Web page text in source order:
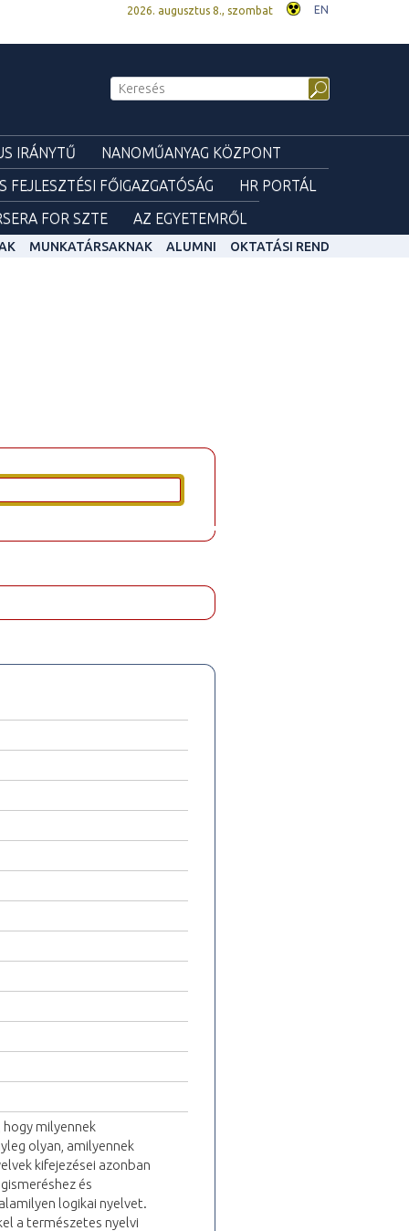
2026. augusztus 8., szombat EN
IRÁNYTŰ
NANOMŰANYAG KÖZPONT
FEJLESZTÉSI FŐIGAZGATÓSÁG
HR PORTÁL
FOR SZTE AZ EGYETEMRŐL
MUNKATÁRSAKNAK ALUMNI OKTATÁSI REND
milyennek
olyan, amilyennek
kifejezései azonban
és
logikai nyelvet.
a természetes nyelvi